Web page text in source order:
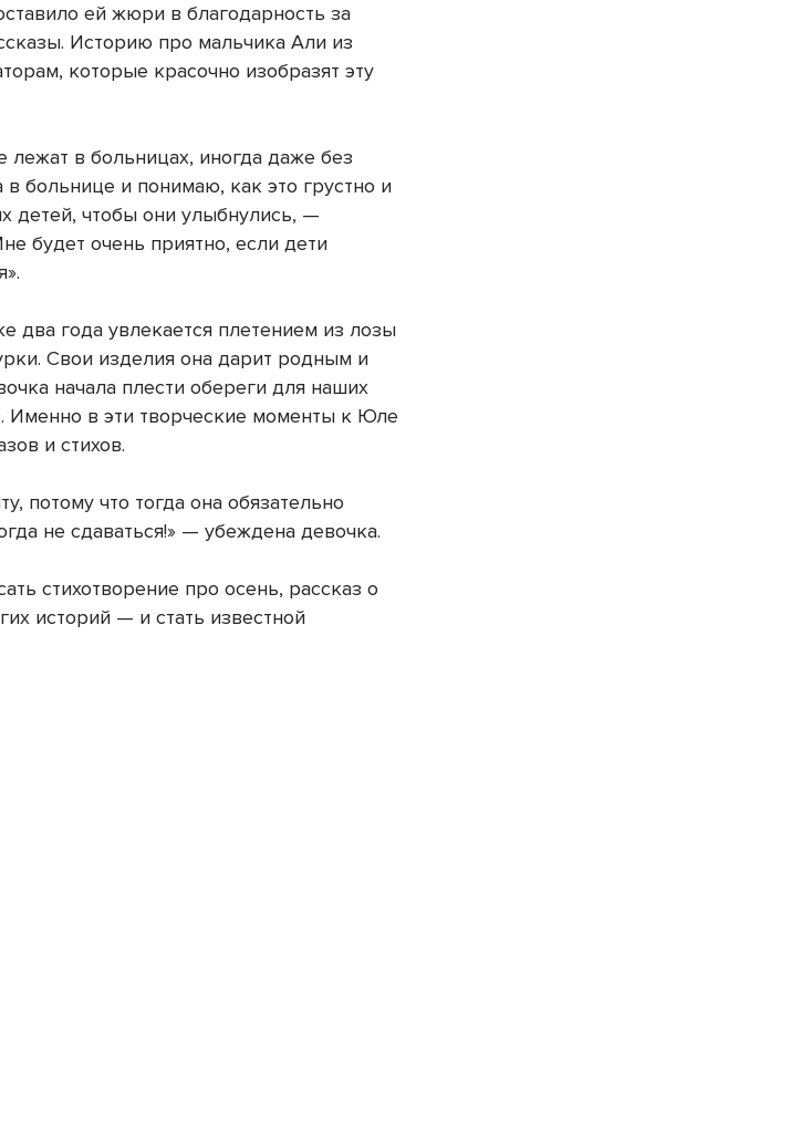
ей жюри в благодарность за
Историю про мальчика Али из
которые красочно изобразят эту
в больницах, иногда даже без
больнице и понимаю, как это грустно и
детей, чтобы они улыбнулись, —
будет очень приятно, если дети
два года увлекается плетением из лозы
Свои изделия она дарит родным и
начала плести обереги для наших
Именно в эти творческие моменты к Юле
и стихов.
потому что тогда она обязательно
не сдаваться!» — убеждена девочка.
стихотворение про осень, рассказ о
историй — и стать известной